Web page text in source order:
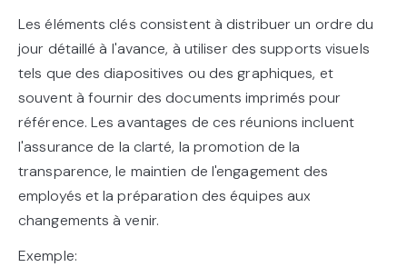
Les éléments clés consistent à distribuer un ordre du
jour détaillé à l'avance, à utiliser des supports visuels
tels que des diapositives ou des graphiques, et
souvent à fournir des documents imprimés pour
référence. Les avantages de ces réunions incluent
l'assurance de la clarté, la promotion de la
transparence, le maintien de l'engagement des
employés et la préparation des équipes aux
changements à venir.
Exemple: